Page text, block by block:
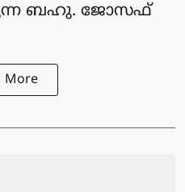
ബഹു. ജോസഫ്
More